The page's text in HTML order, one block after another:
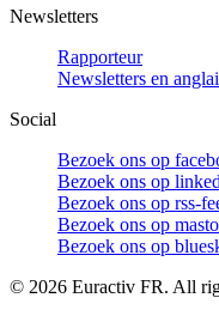
Newsletters
Rapporteur
Newsletters en
Social
Bezoek ons op
Bezoek ons op
Bezoek ons op rss-
Bezoek ons op
Bezoek ons op
© 2026 Euractiv FR. All